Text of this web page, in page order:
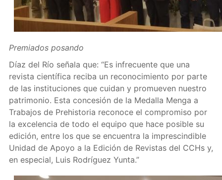
Premiados posando
Díaz del Río señala que: “Es infrecuente que una
revista científica reciba un reconocimiento por parte
de las instituciones que cuidan y promueven nuestro
patrimonio. Esta concesión de la Medalla Menga a
Trabajos de Prehistoria reconoce el compromiso por
la excelencia de todo el equipo que hace posible su
edición, entre los que se encuentra la imprescindible
Unidad de Apoyo a la Edición de Revistas del CCHs y,
en especial, Luis Rodríguez Yunta.”